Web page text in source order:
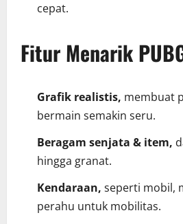
cepat.
Fitur Menarik
Grafik realistis, membuat
bermain semakin seru.
Beragam senjata & item,
hingga granat.
Kendaraan, seperti mobil,
perahu untuk mobilitas.